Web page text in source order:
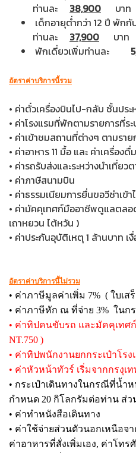
ท่านละ 38,900
บาท
เด็กอายุต่ำกว่า 12 ปี พัก
ท่านละ 37,900
บาท
พักเดี่ยวเพิ่มท่านละ
อัตราค่าบริการนี้รวม
• ค่าตั๋วเครื่องบินไป-กลับ ชั้นปร
• ค่าโรงแรมที่พักตามรายการที่
• ค่าเข้าชมสถานที่ต่างๆ ตามราย
• ค่าอาหาร 11 มื้อ และ ค่าเครื่อง
• ค่ารถรับส่งและระหว่างนำเที่ยว
• ค่าภาษีสนามบิน
• ค่าธรรมเนียมการยื่นขอวีซ่าเข้
• ค่ามัคคุเทศก์มืออาชีพดูแลตลอ
เถาหยวน ไต้หวัน )
• ค่าประกันอุบัติเหตุ 1 ล้านบาท
อัตราค่าบริการนี้ไม่รวม
• ค่าภาษีมูลค่าเพิ่ม 7% ( ใบเส
• ค่าภาษีหัก ณ ที่จ่าย 3% ในก
• ค่าทิปคนขับรถ และมัคคุเท
NT.750 )
• ค่าทิปพนักงานยกกระเป๋าโรง
• ค่าหัวหน้าทัวร์ เริ่มจากกรงุเท
• กระเป๋าเดินทางในกรณีที่น้ำ
กำหนด 20 กิโลกรัมต่อท่าน ส่ว
• ค่าทำหนังสือเดินทาง
• ค่าใช้จ่ายส่วนตัวนอกเหนือจ
ค่าอาหารที่สั่งเพิ่มเอง, ค่าโทร